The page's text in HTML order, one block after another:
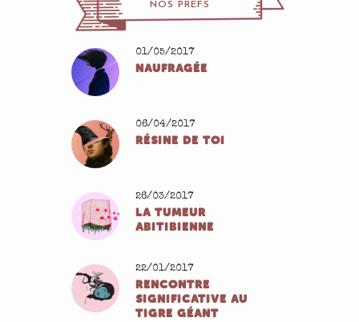
NOS PREFS
01/05/2017
NAUFRAGÉE
06/04/2017
RÉSINE DE TOI
26/03/2017
LA TUMEUR
ABITIBIENNE
22/01/2017
RENCONTRE
SIGNIFICATIVE AU
TIGRE GÉANT